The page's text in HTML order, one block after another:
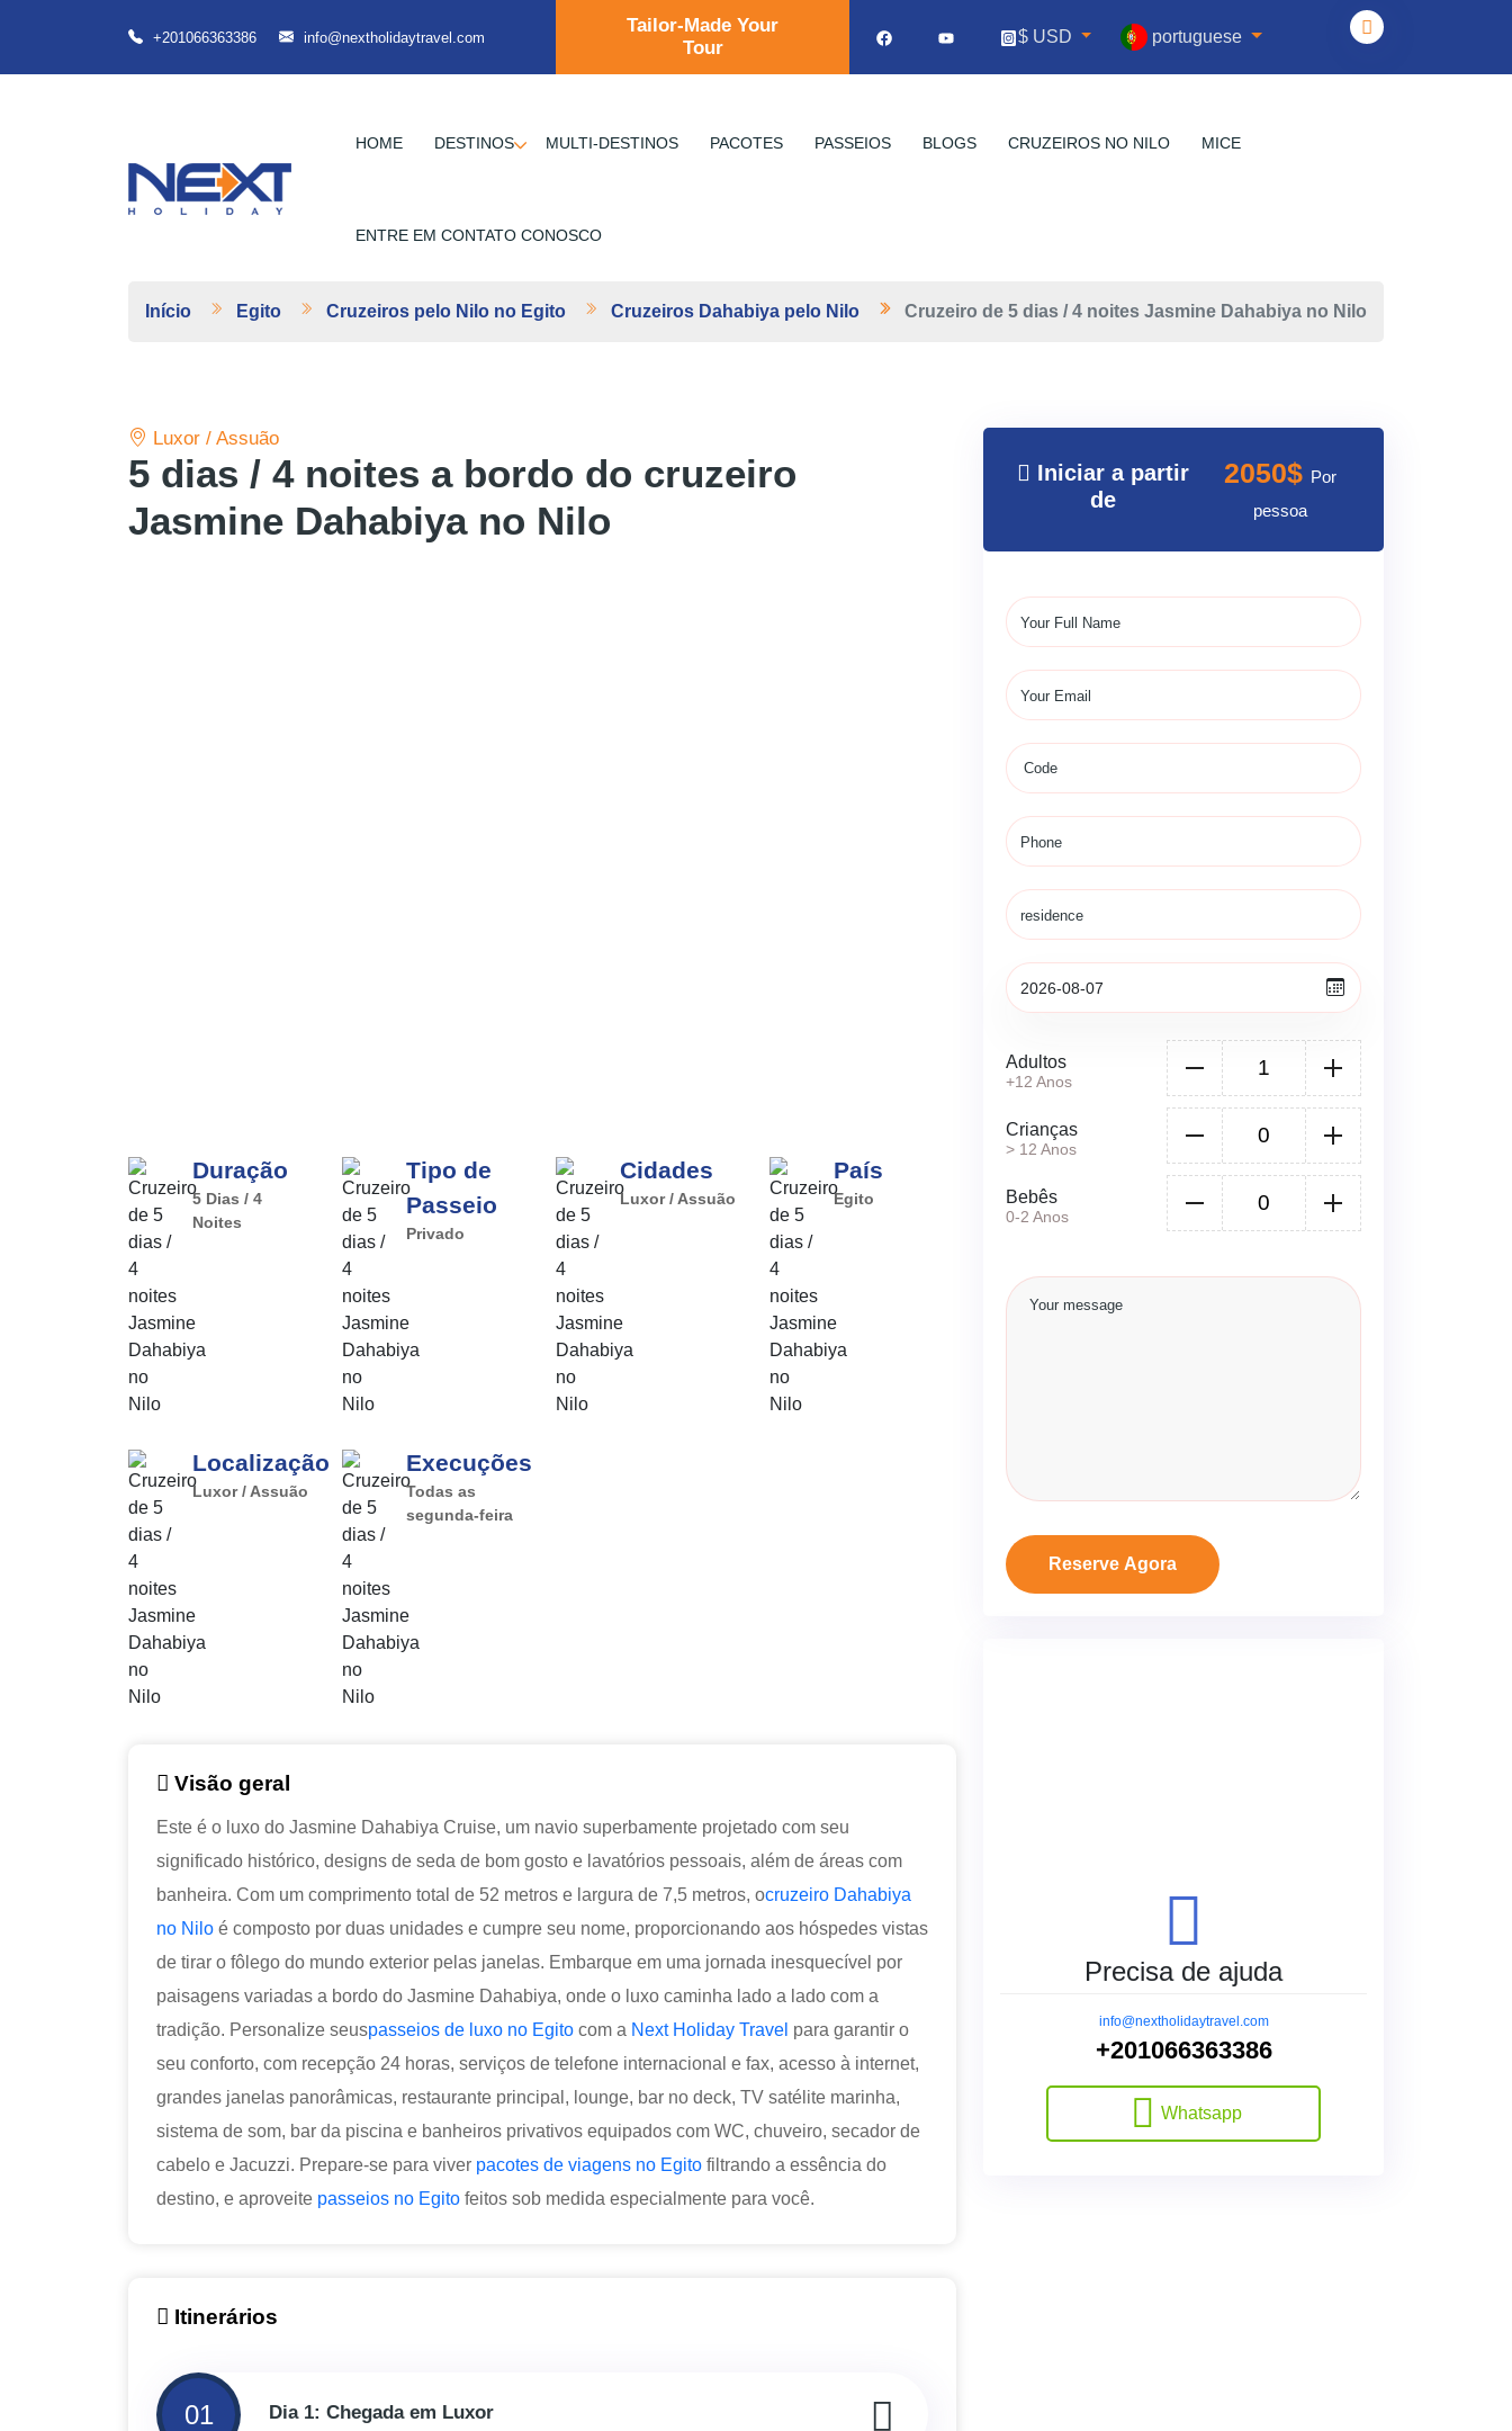
+201066363386 info@nextholidaytravel.com
Tailor-Made Your
Tour
$ USD portuguese
HOME DESTINOS MULTI-DESTINOS PACOTES PASSEIOS BLOGS CRUZEIROS NO NILO MICE
ENTRE EM CONTATO CONOSCO
Início Egito Cruzeiros pelo Nilo no Egito Cruzeiros Dahabiya pelo Nilo Cruzeiro de 5 dias / 4 noites Jasmine Dahabiya no Nilo
Luxor / Assuão
5 dias / 4 noites a bordo do cruzeiro
Jasmine Dahabiya no Nilo
Duração
5 Dias / 4
Noites
Tipo de
Passeio
Privado
Cidades
Luxor / Assuão
País
Egito
Localização
Luxor / Assuão
Execuções
Todas as
segunda-feira
Visão geral
Este é o luxo do Jasmine Dahabiya Cruise, um navio superbamente projetado com seu
significado histórico, designs de seda de bom gosto e lavatórios pessoais, além de áreas com
banheira. Com um comprimento total de 52 metros e largura de 7,5 metros, ocruzeiro Dahabiya
no Nilo é composto por duas unidades e cumpre seu nome, proporcionando aos hóspedes vistas
de tirar o fôlego do mundo exterior pelas janelas. Embarque em uma jornada inesquecível por
paisagens variadas a bordo do Jasmine Dahabiya, onde o luxo caminha lado a lado com a
tradição. Personalize seuspasseios de luxo no Egito com a Next Holiday Travel para garantir o
seu conforto, com recepção 24 horas, serviços de telefone internacional e fax, acesso à internet,
grandes janelas panorâmicas, restaurante principal, lounge, bar no deck, TV satélite marinha,
sistema de som, bar da piscina e banheiros privativos equipados com WC, chuveiro, secador de
cabelo e Jacuzzi. Prepare-se para viver pacotes de viagens no Egito filtrando a essência do
destino, e aproveite passeios no Egito feitos sob medida especialmente para você.
Itinerários
01 Dia 1: Chegada em Luxor
Iniciar a partir
de
2050$ Por
pessoa
Adultos
+12 Anos
Crianças
> 12 Anos
Bebês
0-2 Anos
Reserve Agora
Precisa de ajuda
info@nextholidaytravel.com
+201066363386
Whatsapp